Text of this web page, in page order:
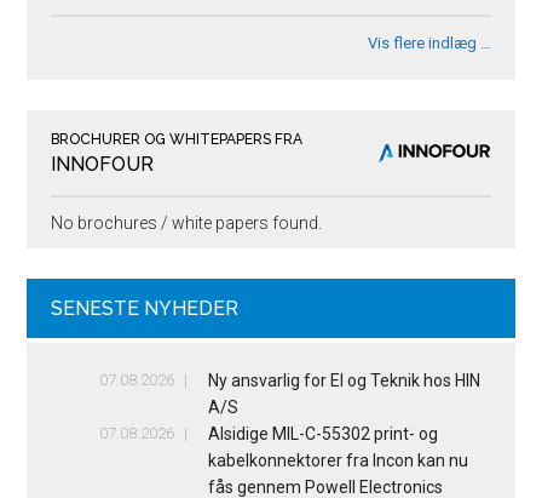
Vis flere indlæg …
BROCHURER OG WHITEPAPERS FRA
INNOFOUR
No brochures / white papers found.
SENESTE NYHEDER
07.08.2026
Ny ansvarlig for El og Teknik hos HIN
A/S
07.08.2026
Alsidige MIL-C-55302 print- og
kabelkonnektorer fra Incon kan nu
fås gennem Powell Electronics